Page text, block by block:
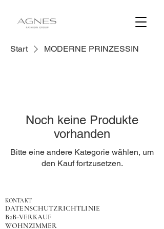
Start MODERNE PRINZESSIN
Noch keine Produkte
vorhanden
Bitte eine andere Kategorie wählen, um
den Kauf fortzusetzen.
KONTAKT
DATENSCHUTZRICHTLINIE
B2B-VERKAUF
WOHNZIMMER